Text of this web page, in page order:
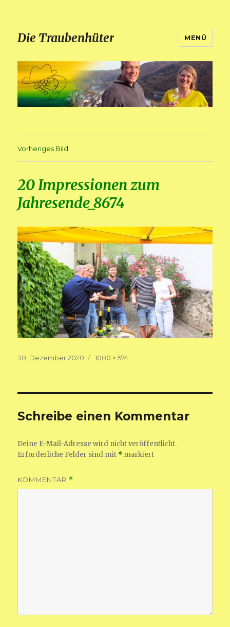
Die Traubenhüter MENÜ
Vorheriges Bild
20 Impressionen zum
Jahresende_8674
Veröffentlicht
30. Dezember 2020
Volle
1000 × 574
Schreibe einen Kommentar
Deine E-Mail-Adresse wird nicht veröffentlicht.
Erforderliche Felder sind mit * markiert
KOMMENTAR *